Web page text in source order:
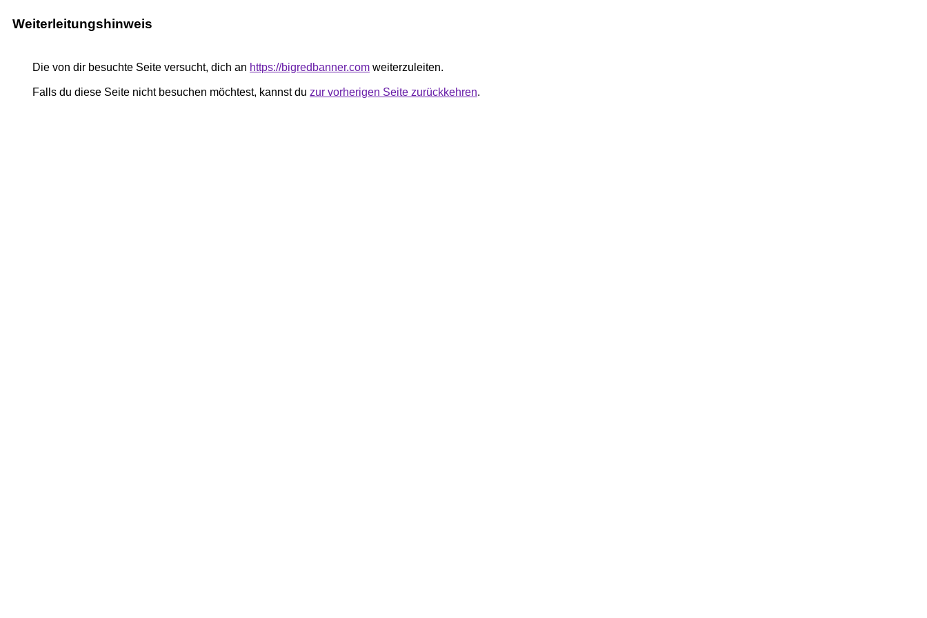
Weiterleitungshinweis
Die von dir besuchte Seite versucht, dich an https://bigredbanner.com weiterzuleiten.
Falls du diese Seite nicht besuchen möchtest, kannst du zur vorherigen Seite zurückkehren.